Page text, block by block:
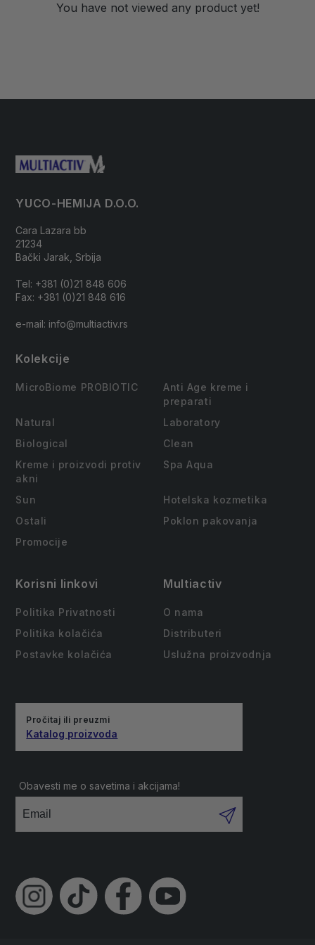
You have not viewed any product yet!
YUCO-HEMIJA D.O.O.
Cara Lazara bb
21234
Bački Jarak, Srbija
Tel: +381 (0)21 848 606
Fax: +381 (0)21 848 616
e-mail: info@multiactiv.rs
Kolekcije
MicroBiome PROBIOTIC
Anti Age kreme i
preparati
Natural
Laboratory
Biological
Clean
Kreme i proizvodi protiv
akni
Spa Aqua
Sun
Hotelska kozmetika
Ostali
Poklon pakovanja
Promocije
Korisni linkovi
Politika Privatnosti
Politika kolačića
Postavke kolačića
Multiactiv
O nama
Distributeri
Uslužna proizvodnja
Pročitaj ili preuzmi
Katalog proizvoda
Obavesti me o savetima i akcijama!